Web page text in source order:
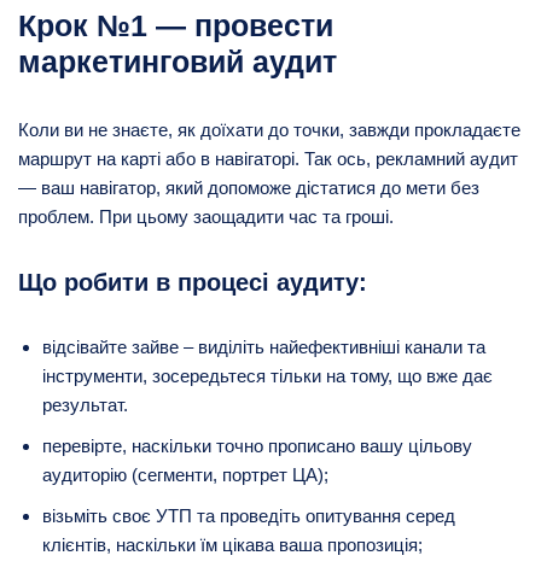
Крок №1 — провести
маркетинговий аудит
Коли ви не знаєте, як доїхати до точки, завжди прокладаєте
маршрут на карті або в навігаторі. Так ось, рекламний аудит
— ваш навігатор, який допоможе дістатися до мети без
проблем. При цьому заощадити час та гроші.
Що робити в процесі аудиту:
відсівайте зайве – виділіть найефективніші канали та
інструменти, зосередьтеся тільки на тому, що вже дає
результат.
перевірте, наскільки точно прописано вашу цільову
аудиторію (сегменти, портрет ЦА);
візьміть своє УТП та проведіть опитування серед
клієнтів, наскільки їм цікава ваша пропозиція;